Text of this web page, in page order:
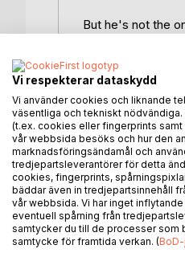
But he's not the
Sarah Silvers is
and has made a
When her
And she
The only way to
before.
And nobody's
On the outside
for her, and has
A side that is
Now, it may be
But are they
Vi respekterar dataskydd
Vi använder cookies och liknande
väsentliga och tekniskt
(t.ex. cookies eller fingerprints
vår webbsida besöks och hur den
marknadsföringsändamål och
tredjepartsleverantörer för detta
cookies, fingerprints,
bäddar även in tredjepartsinnehåll
vår webbsida. Vi har inget
eventuell spårning från
samtycker du till de processer som
samtycke för framtida verkan. (